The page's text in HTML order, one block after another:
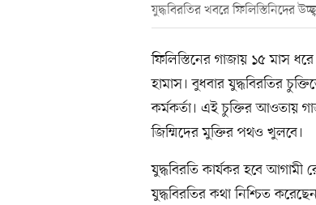
যুদ্ধবিরতির খবরে ফিলিস্তিনিদের
ফিলিস্তিনের গাজায় ১৫ মাস
হামাস। বুধবার যুদ্ধবিরতির
কর্মকর্তা। এই চুক্তির আওতায়
জিম্মিদের মুক্তির পথও খুলবে।
যুদ্ধবিরতি কার্যকর হবে আগামী
যুদ্ধবিরতির কথা নিশ্চিত